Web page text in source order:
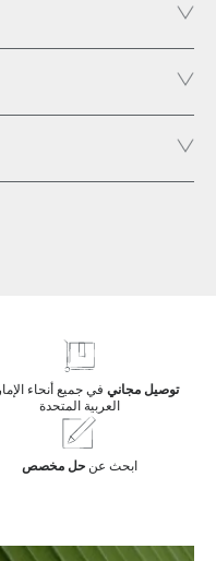
توصيل مجاني في جميع أنحاء
العربية المتحدة
ابحث عن حل مخصص